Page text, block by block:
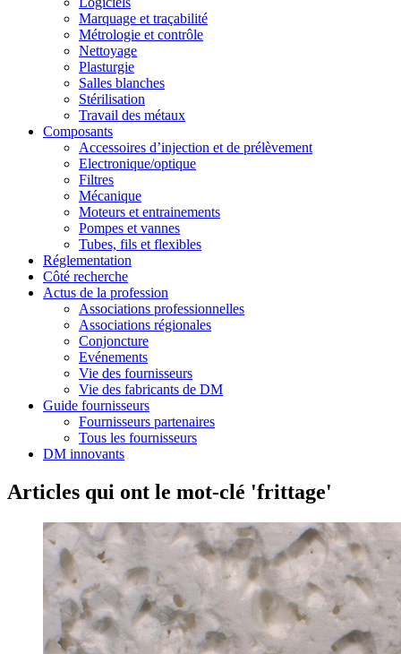
Marquage et traçabilité
Métrologie et contrôle
Nettoyage
Plasturgie
Salles blanches
Stérilisation
Travail des métaux
Composants
Accessoires d’injection et de prélèvement
Electronique/optique
Filtres
Mécanique
Moteurs et entrainements
Pompes et vannes
Tubes, fils et flexibles
Réglementation
Côté recherche
Actus de la profession
Associations professionnelles
Associations régionales
Conjoncture
Evénements
Vie des fournisseurs
Vie des fabricants de DM
Guide fournisseurs
Fournisseurs partenaires
Tous les fournisseurs
DM innovants
Articles qui ont le mot-clé 'frittage'